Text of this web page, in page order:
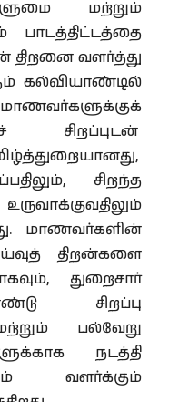
மற்றும்
பாடத்திட்டத்தை
திறனை வளர்த்து
ஆம் கல்வியாண்டில்
சிறப்புடன்
சிறந்த
மாணவர்களின்
திறன்களை
துறைசார்
சிறப்பு
பல்வேறு
நடத்தி
வளர்க்கும்